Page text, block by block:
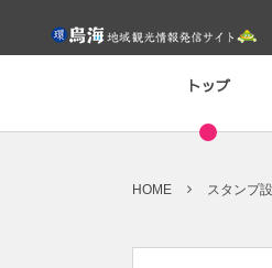
トップ
HOME スタンプ